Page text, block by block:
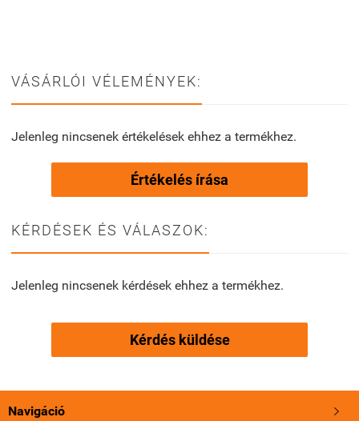
VÁSÁRLÓI VÉLEMÉNYEK:
Jelenleg nincsenek értékelések ehhez a termékhez.
Értékelés írása
KÉRDÉSEK ÉS VÁLASZOK:
Jelenleg nincsenek kérdések ehhez a termékhez.
Kérdés küldése
Navigáció 